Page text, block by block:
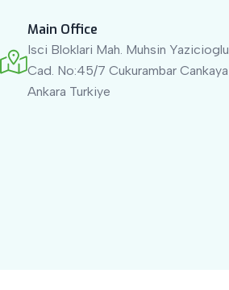
Main Office
Isci Bloklari Mah. Muhsin Yazicioglu
Cad. No:45/7 Cukurambar Cankaya
Ankara Turkiye